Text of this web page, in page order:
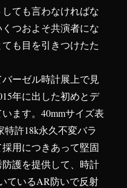
ても言わなければな
つおよそ共演者にな
も目を引きつけたた
ーゼル時計展上で見
年に出した初めとデ
ます。40mmサイズ表
特許18k永久不変バラ
用につきあって堅固
護を提供して、時計
ているAR防いで反射